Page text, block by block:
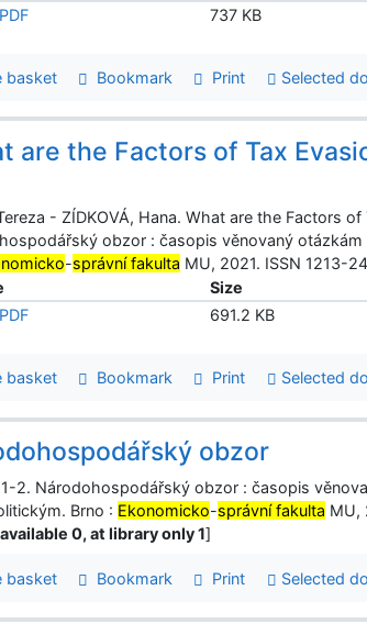
737 KB
basket Bookmark Print Selected
are the Factors of Tax
- ZÍDKOVÁ, Hana. What are the Factors
obzor : časopis věnovaný
-správní fakulta MU, 2021. ISSN 1213-
Size
691.2 KB
basket Bookmark Print Selected
obzor
2. Národohospodářský obzor : časopis
Brno : Ekonomicko-správní fakulta MU,
0, at library only 1]
basket Bookmark Print Selected